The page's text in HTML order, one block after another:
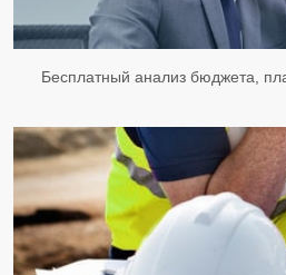
Бесплатный анализ бюджета,